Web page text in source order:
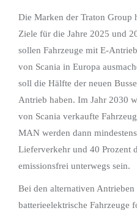
Die Marken der Traton Group
Ziele für die Jahre 2025 und
sollen Fahrzeuge mit E-
von Scania in Europa
soll die Hälfte der neuen
Antrieb haben. Im Jahr 2030
von Scania verkaufte
MAN werden dann
Lieferverkehr und 40 Prozent
emissionsfrei unterwegs sein.
Bei den alternativen
batterieelektrische Fahrzeuge